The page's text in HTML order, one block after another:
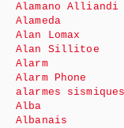
Alamano Alliandi
Alameda
Alan Lomax
Alan Sillitoe
Alarm
Alarm Phone
alarmes sismiques
Alba
Albanais